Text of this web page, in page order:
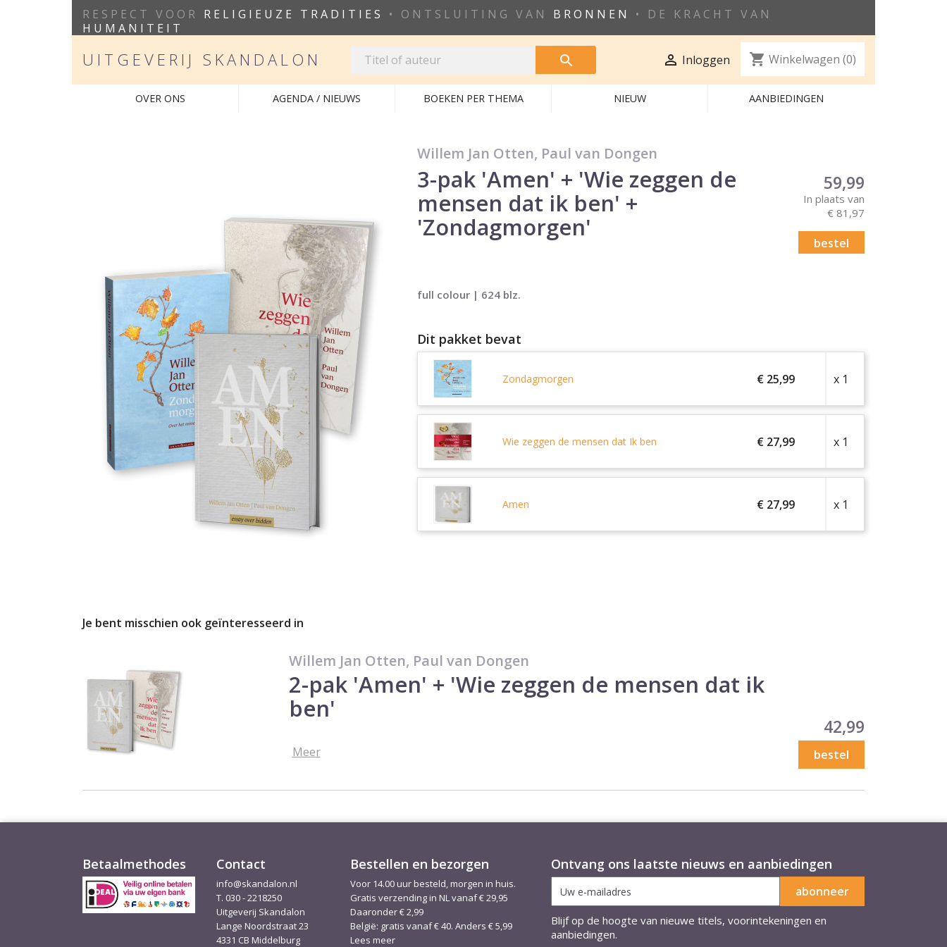
RESPECT VOOR RELIGIEUZE TRADITIES • ONTSLUITING VAN BRONNEN
• DE KRACHT VAN
HUMANITEIT
UITGEVERIJ SKANDALON   Inloggen shopping_cart Winkelwagen (0)
OVER ONS AGENDA / NIEUWS BOEKEN PER THEMA NIEUW AANBIEDINGEN
Willem Jan Otten, Paul van Dongen
3-pak 'Amen' + 'Wie zeggen de
mensen dat ik ben' +
'Zondagmorgen'
59,99
In plaats van
€ 81,97
bestel
full colour | 624 blz.
Dit pakket bevat
Zondagmorgen € 25,99 x 1
Wie zeggen de mensen dat Ik ben € 27,99 x 1
Amen € 27,99 x 1
Je bent misschien ook geïnteresseerd in
Willem Jan Otten, Paul van Dongen
2-pak 'Amen' + 'Wie zeggen de mensen dat ik
ben'
Meer
Prijs
42,99
bestel
Betaalmethodes Contact
info@skandalon.nl
T. 030 - 2218250
Uitgeverij Skandalon
Lange Noordstraat 23
4331 CB Middelburg
Bestellen en bezorgen
Voor 14.00 uur besteld, morgen in huis.
Gratis verzending in NL vanaf € 29,95
Daaronder € 2,99
België: gratis vanaf € 40. Anders € 5,99
Lees meer
Ontvang ons laatste nieuws en aanbiedingen
Blijf op de hoogte van nieuwe titels, voorintekeningen en
aanbiedingen.